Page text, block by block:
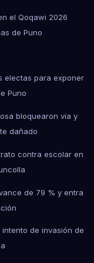
el Qoqawi 2026
de Puno
electas para exponer
Puno
bloquearon vía y
dañado
contra escolar en
de 79 % y entra
de invasión de